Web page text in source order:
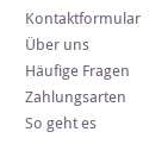
Kontaktformular
Über uns
Häufige Fragen
Zahlungsarten
So geht es